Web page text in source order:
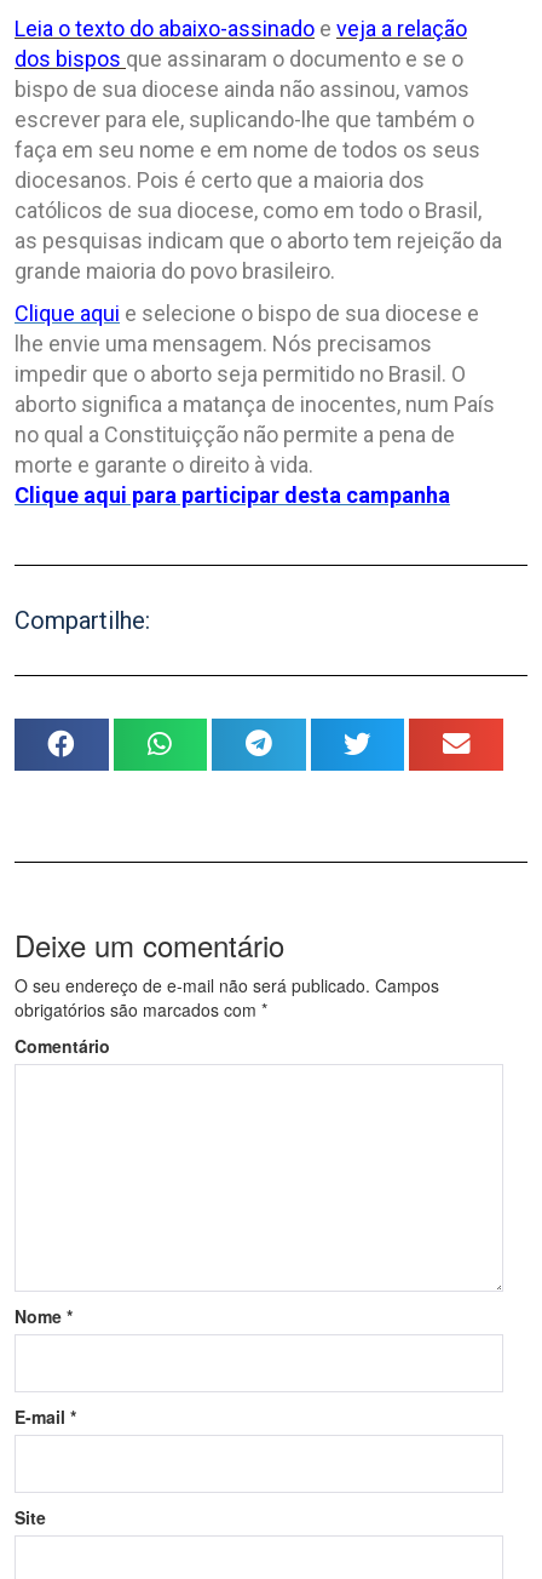
Leia o texto do abaixo-assinado e veja a relação
dos bispos que assinaram o documento e se o
bispo de sua diocese ainda não assinou, vamos
escrever para ele, suplicando-lhe que também o
faça em seu nome e em nome de todos os seus
diocesanos. Pois é certo que a maioria dos
católicos de sua diocese, como em todo o Brasil,
as pesquisas indicam que o aborto tem rejeição da
grande maioria do povo brasileiro.
Clique aqui e selecione o bispo de sua diocese e
lhe envie uma mensagem. Nós precisamos
impedir que o aborto seja permitido no Brasil. O
aborto significa a matança de inocentes, num País
no qual a Constituiçção não permite a pena de
morte e garante o direito à vida.
Clique aqui para participar desta campanha
Compartilhe:
Deixe um comentário
O seu endereço de e-mail não será publicado. Campos
obrigatórios são marcados com *
Comentário
Nome *
E-mail *
Site